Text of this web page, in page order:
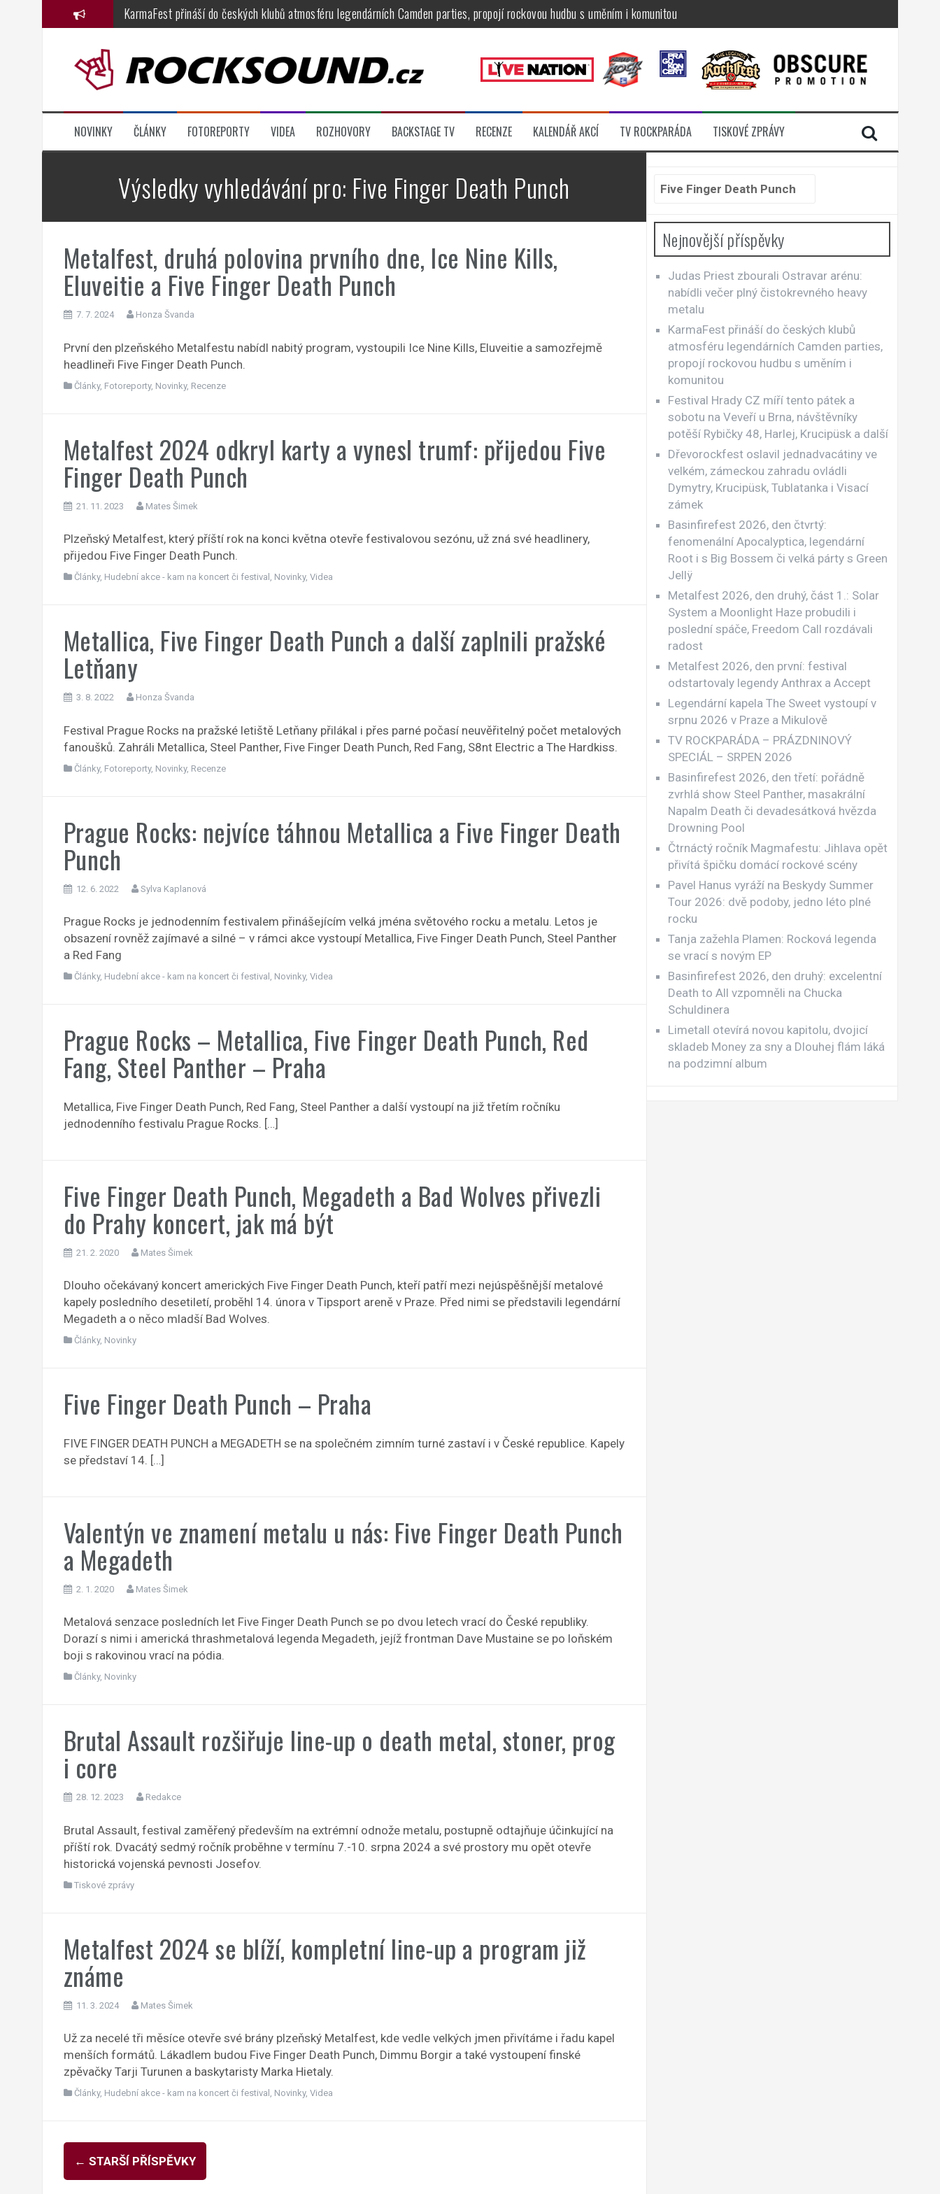
KarmaFest přináší do českých klubů atmosféru legendárních Camden parties, propojí rockovou hudbu s uměním i komunitou
Dřevorockfest oslavil jednadvacátiny ve velkém, zámeckou zahradu ovládli Dymytry, Krucipüsk, Tublatanka i Visací zámek
Metalfest 2026, den druhý, část 1.: Solar System a Moonlight Haze probudili i poslední spáče, Freedom Call rozdávali radost
Judas Priest zbourali Ostravar arénu: nabídli večer plný čistokrevného heavy metalu
NOVINKY ČLÁNKY FOTOREPORTY VIDEA ROZHOVORY BACKSTAGE TV RECENZE KALENDÁŘ AKCÍ TV ROCKPARÁDA TISKOVÉ ZPRÁVY
Výsledky vyhledávání pro: Five Finger Death Punch
Metalfest, druhá polovina prvního dne, Ice Nine Kills,
Eluveitie a Five Finger Death Punch
7. 7. 2024 Honza Švanda
První den plzeňského Metalfestu nabídl nabitý program, vystoupili Ice Nine Kills, Eluveitie a samozřejmě
headlineři Five Finger Death Punch.
Články, Fotoreporty, Novinky, Recenze
Metalfest 2024 odkryl karty a vynesl trumf: přijedou Five
Finger Death Punch
21. 11. 2023 Mates Šimek
Plzeňský Metalfest, který příští rok na konci května otevře festivalovou sezónu, už zná své headlinery,
přijedou Five Finger Death Punch.
Články, Hudební akce - kam na koncert či festival , Novinky, Videa
Metallica, Five Finger Death Punch a další zaplnili pražské
Letňany
3. 8. 2022 Honza Švanda
Festival Prague Rocks na pražské letiště Letňany přilákal i přes parné počasí neuvěřitelný počet metalových
fanoušků. Zahráli Metallica, Steel Panther, Five Finger Death Punch, Red Fang, S8nt Electric a The Hardkiss.
Články, Fotoreporty, Novinky, Recenze
Prague Rocks: nejvíce táhnou Metallica a Five Finger Death
Punch
12. 6. 2022 Sylva Kaplanová
Prague Rocks je jednodenním festivalem přinášejícím velká jména světového rocku a metalu. Letos je
obsazení rovněž zajímavé a silné – v rámci akce vystoupí Metallica, Five Finger Death Punch, Steel Panther
a Red Fang
Články, Hudební akce - kam na koncert či festival , Novinky, Videa
Prague Rocks – Metallica, Five Finger Death Punch, Red
Fang, Steel Panther – Praha
Metallica, Five Finger Death Punch, Red Fang, Steel Panther a další vystoupí na již třetím ročníku
jednodenního festivalu Prague Rocks. […]
Five Finger Death Punch, Megadeth a Bad Wolves přivezli
do Prahy koncert, jak má být
21. 2. 2020 Mates Šimek
Dlouho očekávaný koncert amerických Five Finger Death Punch, kteří patří mezi nejúspěšnější metalové
kapely posledního desetiletí, proběhl 14. února v Tipsport areně v Praze. Před nimi se představili legendární
Megadeth a o něco mladší Bad Wolves.
Články, Novinky
Five Finger Death Punch – Praha
FIVE FINGER DEATH PUNCH a MEGADETH se na společném zimním turné zastaví i v České republice. Kapely
se představí 14. […]
Valentýn ve znamení metalu u nás: Five Finger Death Punch
a Megadeth
2. 1. 2020 Mates Šimek
Metalová senzace posledních let Five Finger Death Punch se po dvou letech vrací do České republiky.
Dorazí s nimi i americká thrashmetalová legenda Megadeth, jejíž frontman Dave Mustaine se po loňském
boji s rakovinou vrací na pódia.
Články, Novinky
Brutal Assault rozšiřuje line-up o death metal, stoner, prog
i core
28. 12. 2023 Redakce
Brutal Assault, festival zaměřený především na extrémní odnože metalu, postupně odtajňuje účinkující na
příští rok. Dvacátý sedmý ročník proběhne v termínu 7.-10. srpna 2024 a své prostory mu opět otevře
historická vojenská pevnosti Josefov.
Tiskové zprávy
Metalfest 2024 se blíží, kompletní line-up a program již
známe
11. 3. 2024 Mates Šimek
Už za necelé tři měsíce otevře své brány plzeňský Metalfest, kde vedle velkých jmen přivítáme i řadu kapel
menších formátů. Lákadlem budou Five Finger Death Punch, Dimmu Borgir a také vystoupení finské
zpěvačky Tarji Turunen a baskytaristy Marka Hietaly.
Články, Hudební akce - kam na koncert či festival , Novinky, Videa
Navigace
pro
← STARŠÍ PŘÍSPĚVKY
Hledat:
Nejnovější příspěvky
Judas Priest zbourali Ostravar arénu:
nabídli večer plný čistokrevného heavy
metalu
KarmaFest přináší do českých klubů
atmosféru legendárních Camden parties,
propojí rockovou hudbu s uměním i
komunitou
Festival Hrady CZ míří tento pátek a
sobotu na Veveří u Brna, návštěvníky
potěší Rybičky 48, Harlej, Krucipüsk a další
Dřevorockfest oslavil jednadvacátiny ve
velkém, zámeckou zahradu ovládli
Dymytry, Krucipüsk, Tublatanka i Visací
zámek
Basinfirefest 2026, den čtvrtý:
fenomenální Apocalyptica, legendární
Root i s Big Bossem či velká párty s Green
Jellÿ
Metalfest 2026, den druhý, část 1.: Solar
System a Moonlight Haze probudili i
poslední spáče, Freedom Call rozdávali
radost
Metalfest 2026, den první: festival
odstartovaly legendy Anthrax a Accept
Legendární kapela The Sweet vystoupí v
srpnu 2026 v Praze a Mikulově
TV ROCKPARÁDA – PRÁZDNINOVÝ
SPECIÁL – SRPEN 2026
Basinfirefest 2026, den třetí: pořádně
zvrhlá show Steel Panther, masakrální
Napalm Death či devadesátková hvězda
Drowning Pool
Čtrnáctý ročník Magmafestu: Jihlava opět
přivítá špičku domácí rockové scény
Pavel Hanus vyráží na Beskydy Summer
Tour 2026: dvě podoby, jedno léto plné
rocku
Tanja zažehla Plamen: Rocková legenda
se vrací s novým EP
Basinfirefest 2026, den druhý: excelentní
Death to All vzpomněli na Chucka
Schuldinera
Limetall otevírá novou kapitolu, dvojicí
skladeb Money za sny a Dlouhej flám láká
na podzimní album